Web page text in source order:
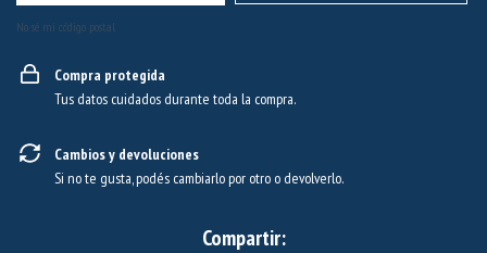
No sé mi código postal
Compra protegida
Tus datos cuidados durante toda la compra.
Cambios y devoluciones
Si no te gusta, podés cambiarlo por otro o devolverlo.
Compartir: